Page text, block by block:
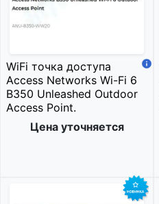
WiFi точка доступа
Access Networks Wi-Fi 6
B350 Unleashed Outdoor
Access Point.
Цена уточняется